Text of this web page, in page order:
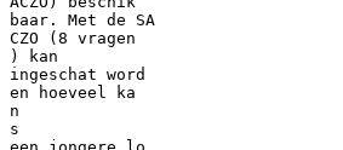
baar. Met de SA
CZO (8 vragen
) kan
ingeschat word
en hoeveel ka
n
s